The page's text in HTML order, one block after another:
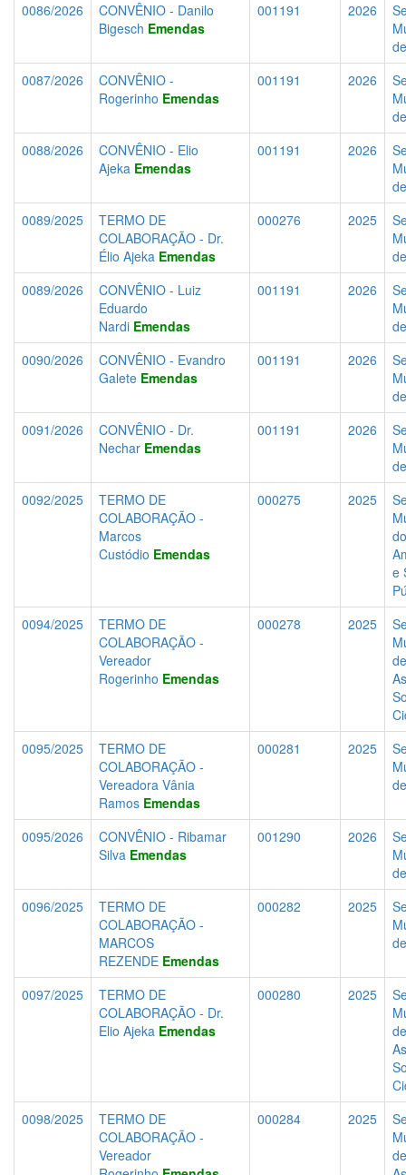
0086/2026
CONVÊNIO - Danilo
Bigesch Emendas
001191 2026
0087/2026
CONVÊNIO -
Rogerinho Emendas
001191 2026
0088/2026
CONVÊNIO - Elio
Ajeka Emendas
001191 2026
0089/2025
TERMO DE
COLABORAÇÃO - Dr.
Élio Ajeka Emendas
000276 2025
0089/2026
CONVÊNIO - Luiz
Eduardo
Nardi Emendas
001191 2026
0090/2026
CONVÊNIO - Evandro
Galete Emendas
001191 2026
0091/2026
CONVÊNIO - Dr.
Nechar Emendas
001191 2026
0092/2025
TERMO DE
COLABORAÇÃO -
Marcos
Custódio Emendas
000275 2025
e
0094/2025
TERMO DE
COLABORAÇÃO -
Vereador
Rogerinho Emendas
000278 2025
de
0095/2025
TERMO DE
COLABORAÇÃO -
Vereadora Vânia
Ramos Emendas
000281 2025
0095/2026
CONVÊNIO - Ribamar
Silva Emendas
001290 2026
0096/2025
TERMO DE
COLABORAÇÃO -
MARCOS
REZENDE Emendas
000282 2025
0097/2025
TERMO DE
COLABORAÇÃO - Dr.
Elio Ajeka Emendas
000280 2025
de
0098/2025
TERMO DE
COLABORAÇÃO -
Vereador
000284 2025
de